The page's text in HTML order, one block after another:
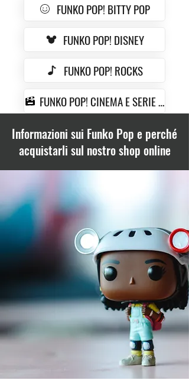
FUNKO POP! BITTY POP
FUNKO POP! DISNEY
FUNKO POP! ROCKS
FUNKO POP! CINEMA E SERIE TV
Informazioni sui Funko Pop e perché
acquistarli sul nostro shop online